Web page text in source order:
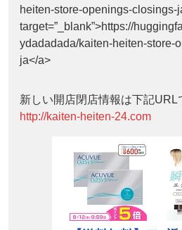
heiten-store-openings-closings-
target=”_blank”>https://
ydadadada/kaiten-heiten-store-
ja</a>
新しい開店閉店情報は下記URL
http://kaiten-heiten-24.com